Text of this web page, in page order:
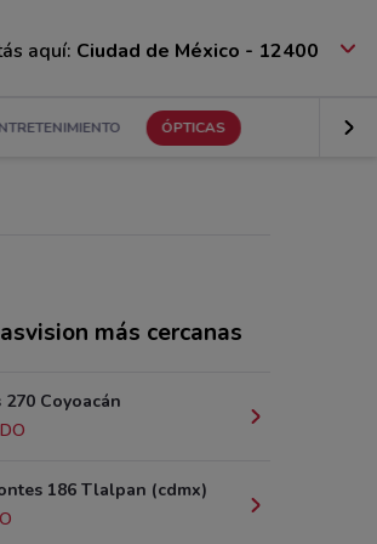
aquí: Ciudad de México - 12400
ÓPTICAS
más cercanas
Coyoacán
186 Tlalpan (cdmx)